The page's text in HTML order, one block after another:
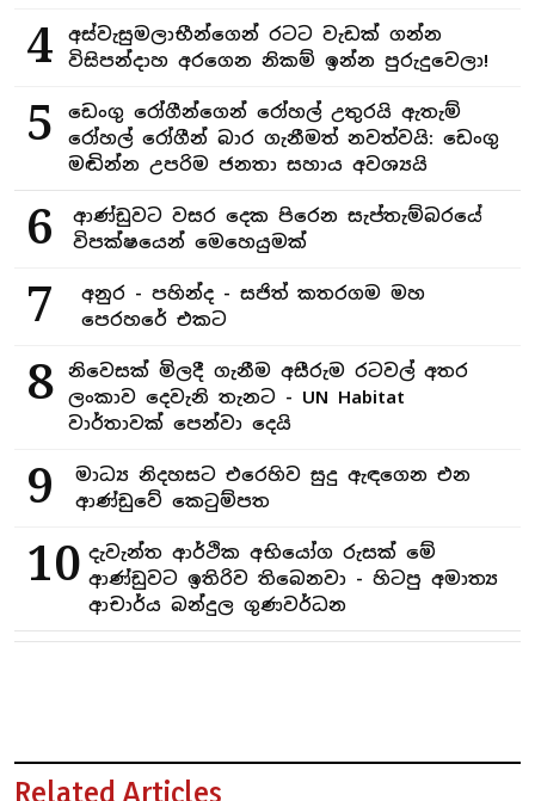
4
අස්වැසුමලාභීන්ගෙන් රටට වැඩක් ගන්න
විසිපන්දාහ අරගෙන නිකම් ඉන්න පුරුදුවෙලා!
5
ඩෙංගු රෝගීන්ගෙන් රෝහල් උතුරයි ඇතැම්
රෝහල් රෝගීන් බාර ගැනීමත් නවත්වයි: ඩෙංගු
මඬින්න උපරිම ජනතා සහාය අවශ්‍යයි
6
ආණ්ඩුවට වසර දෙක පිරෙන සැප්තැම්බරයේ
විපක්ෂයෙන් මෙහෙයුමක්
7
අනුර - පහින්ද - සජිත් කතරගම මහ
පෙරහරේ එකට
8
නිවෙසක් මිලදී ගැනීම අසීරුම රටවල් අතර
ලංකාව දෙවැනි තැනට - UN Habitat
වාර්තාවක් පෙන්වා දෙයි
9
මාධ්‍ය නිදහසට එරෙහිව සුදු ඇඳගෙන එන
ආණ්ඩුවේ කෙටුම්පත
10 දැවැන්ත ආර්ථික අභියෝග රුසක් මේ
ආණ්ඩුවට ඉතිරිව තිබෙනවා - හිටපු අමාත්‍ය
ආචාර්ය බන්දුල ගුණවර්ධන
Related Articles